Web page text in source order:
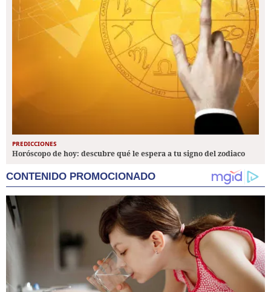
PREDICCIONES
Horóscopo de hoy: descubre qué le espera a tu signo del zodiaco
CONTENIDO PROMOCIONADO